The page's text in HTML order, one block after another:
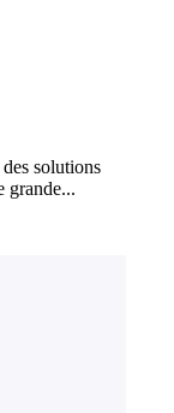
solutions
grande...